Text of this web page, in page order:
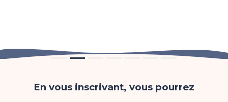
En vous inscrivant, vous pourrez